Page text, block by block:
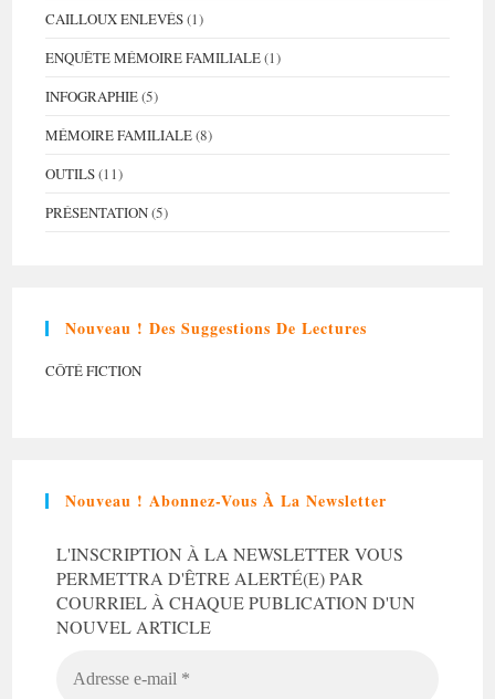
CAILLOUX ENLEVÉS(1)
ENQUÊTE MÉMOIRE FAMILIALE(1)
INFOGRAPHIE(5)
MÉMOIRE FAMILIALE(8)
OUTILS(11)
PRÉSENTATION(5)
Nouveau ! Des Suggestions De Lectures
CÔTÉ FICTION
Nouveau ! Abonnez-Vous À La Newsletter
L'INSCRIPTION À LA NEWSLETTER VOUS
PERMETTRA D'ÊTRE ALERTÉ(E) PAR
COURRIEL À CHAQUE PUBLICATION D'UN
NOUVEL ARTICLE